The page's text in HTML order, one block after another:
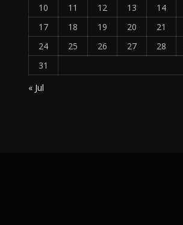
10
11 12 13 14
17
18 19 20 21
24
25 26 27 28
31
« Jul